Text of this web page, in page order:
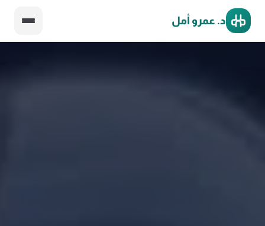
د. عمرو أمل